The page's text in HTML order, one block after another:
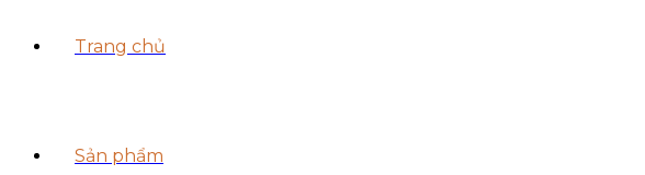
Trang chủ
Sản phẩm